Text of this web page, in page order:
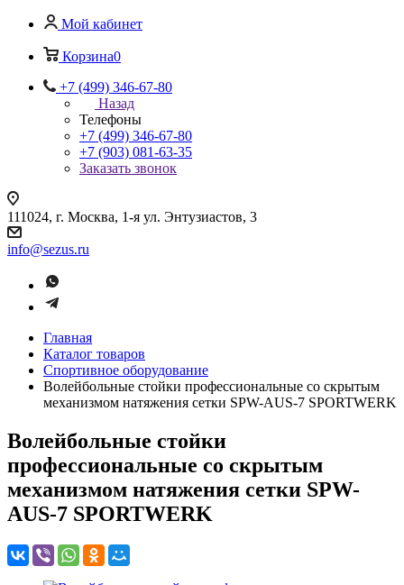
Мой кабинет
Корзина0
+7 (499) 346-67-80
Назад
Телефоны
+7 (499) 346-67-80
+7 (903) 081-63-35
Заказать звонок
111024, г. Москва, 1-я ул. Энтузиастов, 3
info@sezus.ru
Главная
Каталог товаров
Спортивное оборудование
Волейбольные стойки профессиональные со скрытым
механизмом натяжения сетки SPW-AUS-7 SPORTWERK
Волейбольные стойки
профессиональные со скрытым
механизмом натяжения сетки SPW-
AUS-7 SPORTWERK